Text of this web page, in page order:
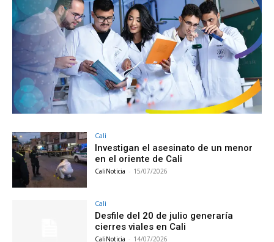
Cali
Investigan el asesinato de un menor
en el oriente de Cali
CaliNoticia - 15/07/2026
Cali
Desfile del 20 de julio generaría
cierres viales en Cali
CaliNoticia - 14/07/2026